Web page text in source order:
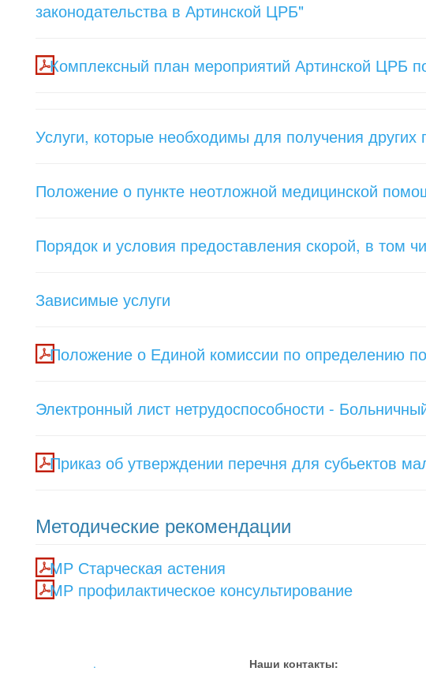
законодательства в Артинской ЦРБ"
Комплексный план мероприятий Артинской ЦРБ
Услуги, которые необходимы для получения других
Положение о пункте неотложной медицинской
Порядок и условия предоставления скорой, в том
Зависимые услуги
Положение о Единой комиссии по определению
Электронный лист нетрудоспособности -
Приказ об утверждении перечня для субьектов
Методические рекомендации
МР Старческая астения
МР профилактическое консультирование
. Наши контакты: